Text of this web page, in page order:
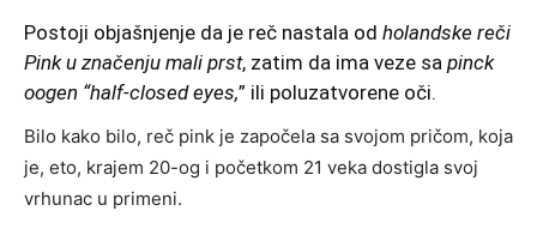
Postoji objašnjenje da je reč nastala od holandske reči
Pink u značenju mali prst, zatim da ima veze sa pinck
oogen “half-closed eyes,” ili poluzatvorene oči.
Bilo kako bilo, reč pink je započela sa svojom pričom, koja
je, eto, krajem 20-og i početkom 21 veka dostigla svoj
vrhunac u primeni.